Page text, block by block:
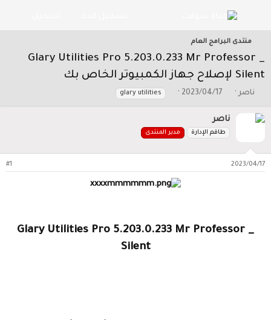
منتدى البرامج العام
Glary Utilities Pro 5.203.0.233 Mr Professor _
Silent لإصلاح جهاز الكمبيوتر الخاص بك
ب
ل
م
و
ناصر
ت
ر
ي
خ
ب
2023/04/17
ا
س
و
glary utilities
ناصر
طاقم الإدارة مدير المنتدى
2023/04/17
#1
Glary Utilities Pro 5.203.0.233 Mr Professor _
Silent​